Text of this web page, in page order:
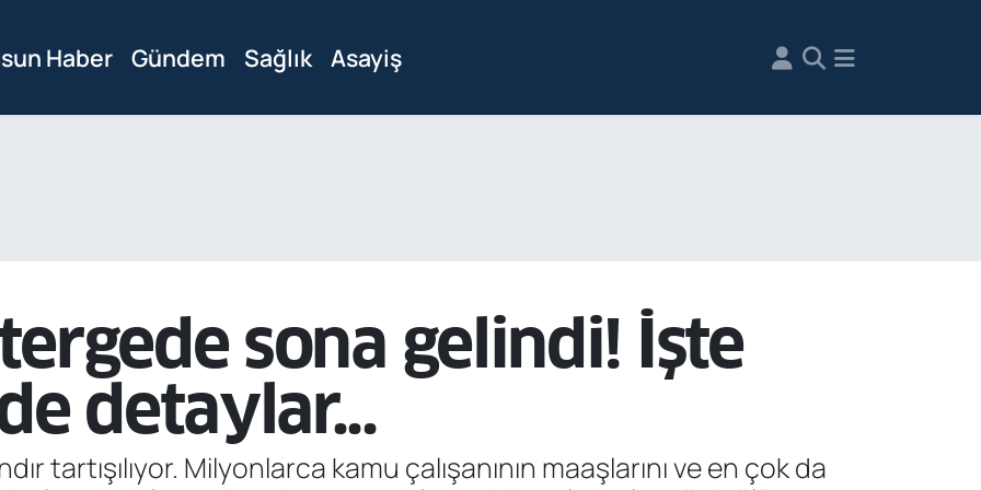
Haber Gündem Sağlık Asayiş
sona gelindi! İşte
detaylar...
tartışılıyor. Milyonlarca kamu çalışanının maaşlarını ve en çok da